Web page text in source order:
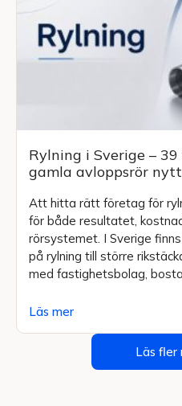
Rylning i Sverige –
gamla avloppsrör
Att hitta rätt företag för
för både resultatet,
rörsystemet. I Sverige
på rylning till större
med fastighetsbolag,
Läs mer
Läs fler